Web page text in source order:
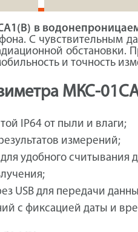
в
С чувствительным
и точность
МКС-
IP64 от пыли и влаги;
измерений;
удобного считывания
USB для передачи
с фиксацией даты и